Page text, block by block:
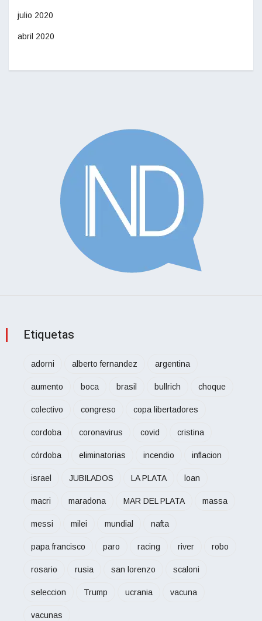
julio 2020
abril 2020
Etiquetas
adorni alberto fernandez argentina
aumento boca brasil bullrich choque
colectivo congreso copa libertadores
cordoba coronavirus covid cristina
córdoba eliminatorias incendio inflacion
israel JUBILADOS LA PLATA loan
macri maradona MAR DEL PLATA massa
messi milei mundial nafta
papa francisco paro racing river robo
rosario rusia san lorenzo scaloni
seleccion Trump ucrania vacuna
vacunas